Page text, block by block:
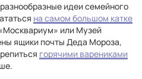
идеи семейного
на самом большом катке
или Музей
ящики почты Деда Мороза,
горячими варениками